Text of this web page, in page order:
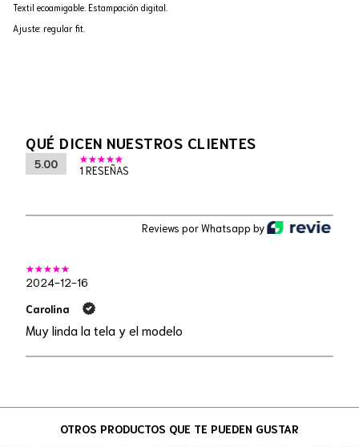
Textil ecoamigable. Estampación digital.
Ajuste: regular fit.
QUÉ DICEN NUESTROS CLIENTES
5.00 1 RESEÑAS
Reviews por Whatsapp by
2024-12-16
Carolina
Muy linda la tela y el modelo
OTROS PRODUCTOS QUE TE PUEDEN GUSTAR